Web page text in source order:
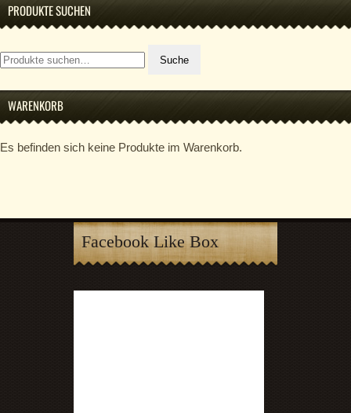
PRODUKTE SUCHEN
Suche
nach:
Suche
WARENKORB
Es befinden sich keine Produkte im Warenkorb.
Facebook Like Box